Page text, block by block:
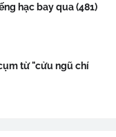
hạc bay qua (481)
từ "cửu ngũ chí